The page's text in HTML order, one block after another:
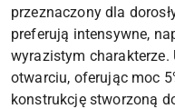
przeznaczony dla
preferują intensywne,
wyrazistym charakterze.
otwarciu, oferując moc
konstrukcję stworzoną